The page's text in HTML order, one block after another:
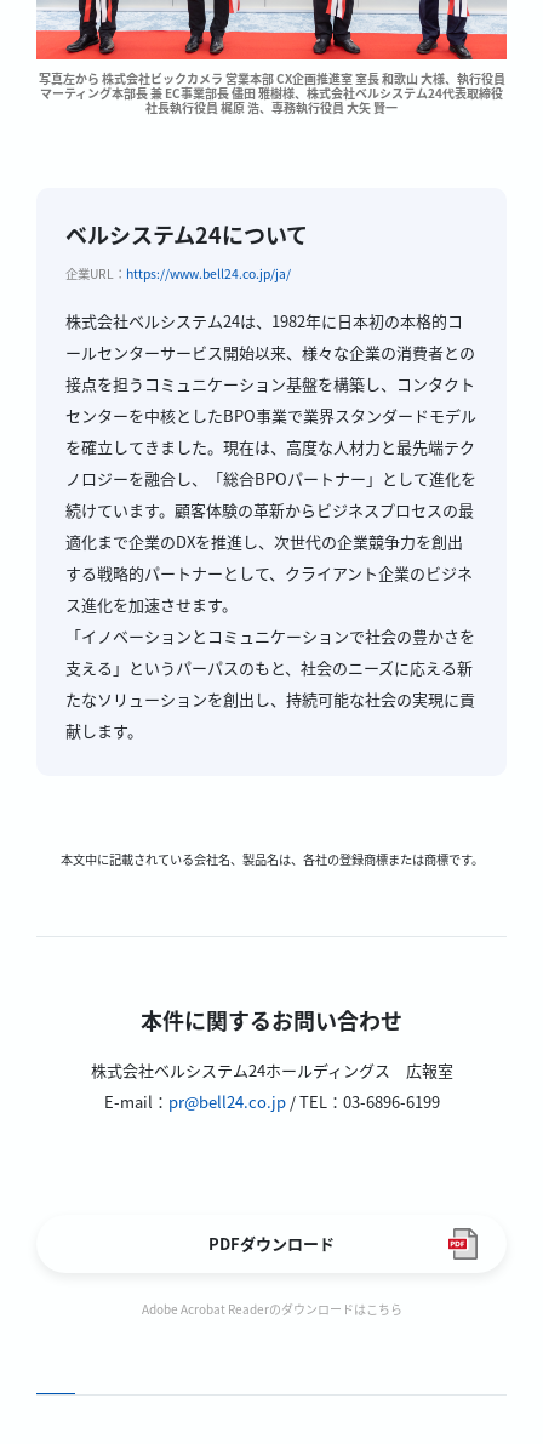
写真左から 株式会社ビックカメラ 営業本部 CX企画推進室 室長 和歌山 大様、執行役員
マーティング本部長 兼 EC事業部長 儘田 雅樹様、 株式会社ベルシステム24代表取締役
社長執行役員 梶原 浩、専務執行役員 大矢 賢一
ベルシステム24について
企業URL： https://www.bell24.co.jp/ja/
株式会社ベルシステム24は、1982年に日本初の本格的コ
ールセンターサービス開始以来、様々な企業の消費者との
接点を担うコミュニケーション基盤を構築し、コンタクト
センターを中核としたBPO事業で業界スタンダードモデル
を確立してきました。現在は、高度な人材力と最先端テク
ノロジーを融合し、「総合BPOパートナー」として進化を
続けています。顧客体験の革新からビジネスプロセスの最
適化まで企業のDXを推進し、次世代の企業競争力を創出
する戦略的パートナーとして、クライアント企業のビジネ
ス進化を加速させます。
「イノベーションとコミュニケーションで社会の豊かさを
支える」というパーパスのもと、社会のニーズに応える新
たなソリューションを創出し、持続可能な社会の実現に貢
献します。
本文中に記載されている会社名、製品名は、各社の登録商標または商標です。
本件に関するお問い合わせ
株式会社ベルシステム24ホールディングス 広報室
E-mail： pr@bell24.co.jp/ TEL：03-6896-6199
PDFダウンロード
Adobe Acrobat Readerのダウンロードはこちら